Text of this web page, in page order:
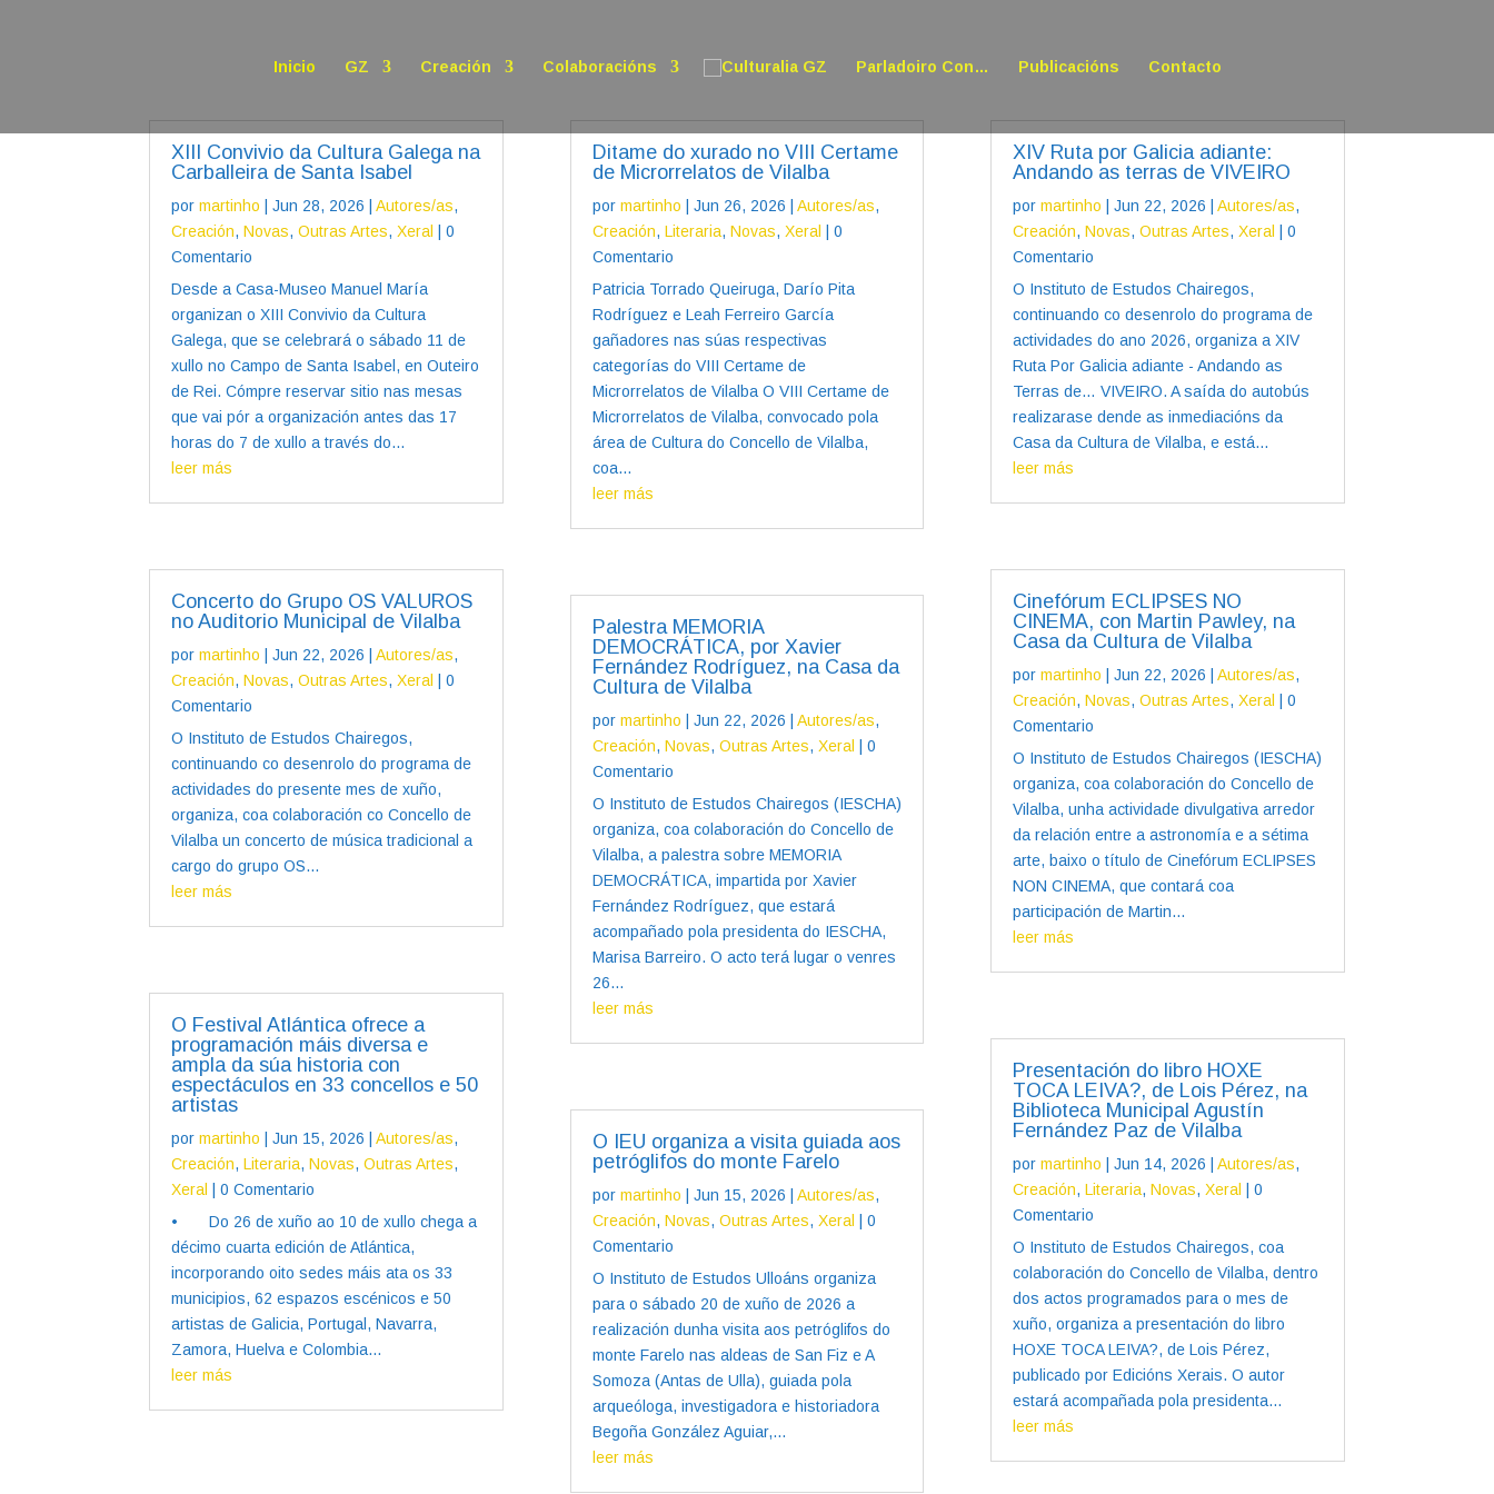
Inicio GZ Creación Colaboracións Parladoiro Con… Publicacións Contacto
XIII Convivio da Cultura Galega na
Carballeira de Santa Isabel
pormartinho |Jun 28, 2026 |Autores/as,
Creación,Novas,Outras Artes,Xeral | 0
Comentario
Desde a Casa-Museo Manuel María
organizan o XIII Convivio da Cultura
Galega, que se celebrará o sábado 11 de
xullo no Campo de Santa Isabel, en Outeiro
de Rei. Cómpre reservar sitio nas mesas
que vai pór a organización antes das 17
horas do 7 de xullo a través do...
leer más
Concerto do Grupo OS VALUROS
no Auditorio Municipal de Vilalba
pormartinho |Jun 22, 2026 |Autores/as,
Creación,Novas,Outras Artes,Xeral
| 0
Comentario
O Instituto de Estudos Chairegos,
continuando co desenrolo do programa de
actividades do presente mes de xuño,
organiza, coa colaboración co Concello de
Vilalba un concerto de música tradicional a
cargo do grupo OS...
leer más
O Festival Atlántica ofrece a
programación máis diversa e
ampla da súa historia con
espectáculos en 33 concellos e 50
artistas
pormartinho |Jun 15, 2026 |Autores/as,
Creación,Literaria,Novas,Outras Artes,
Xeral
| 0 Comentario
• Do 26 de xuño ao 10 de xullo chega a
décimo cuarta edición de Atlántica,
incorporando oito sedes máis ata os 33
municipios, 62 espazos escénicos e 50
artistas de Galicia, Portugal, Navarra,
Zamora, Huelva e Colombia...
leer más
Ditame do xurado no VIII Certame
de Microrrelatos de Vilalba
por martinho | Jun 26, 2026 | Autores/as,
Creación, Literaria, Novas, Xeral | 0
Comentario
Patricia Torrado Queiruga, Darío Pita
Rodríguez e Leah Ferreiro García
gañadores nas súas respectivas
categorías do VIII Certame de
Microrrelatos de Vilalba O VIII Certame de
Microrrelatos de Vilalba, convocado pola
área de Cultura do Concello de Vilalba,
coa...
leer más
Palestra MEMORIA
DEMOCRÁTICA, por Xavier
Fernández Rodríguez, na Casa da
Cultura de Vilalba
por martinho Jun 22, 2026 Autores/as,
Creación, Novas, Outras Artes, Xeral
| 0
Comentario
O Instituto de Estudos Chairegos (IESCHA)
organiza, coa colaboración do Concello de
Vilalba, a palestra sobre MEMORIA
DEMOCRÁTICA, impartida por Xavier
Fernández Rodríguez, que estará
acompañado pola presidenta do IESCHA,
Marisa Barreiro. O acto terá lugar o venres
26...
leer más
O IEU organiza a visita guiada aos
petróglifos do monte Farelo
por martinho Jun 15, 2026 Autores/as,
Creación, Novas, Outras Artes, Xeral
| 0
Comentario
O Instituto de Estudos Ulloáns organiza
para o sábado 20 de xuño de 2026 a
realización dunha visita aos petróglifos do
monte Farelo nas aldeas de San Fiz e A
Somoza (Antas de Ulla), guiada pola
arqueóloga, investigadora e historiadora
Begoña González Aguiar,...
leer más
XIV Ruta por Galicia adiante:
Andando as terras de VIVEIRO
por martinho | Jun 22, 2026 | Autores/as,
Creación, Novas, Outras Artes, Xeral | 0
Comentario
O Instituto de Estudos Chairegos,
continuando co desenrolo do programa de
actividades do ano 2026, organiza a XIV
Ruta Por Galicia adiante - Andando as
Terras de… VIVEIRO. A saída do autobús
realizarase dende as inmediacións da
Casa da Cultura de Vilalba, e está...
leer más
Cinefórum ECLIPSES NO
CINEMA, con Martin Pawley, na
Casa da Cultura de Vilalba
por martinho Jun 22, 2026 Autores/as,
Creación, Novas, Outras Artes, Xeral
| 0
Comentario
O Instituto de Estudos Chairegos (IESCHA)
organiza, coa colaboración do Concello de
Vilalba, unha actividade divulgativa arredor
da relación entre a astronomía e a sétima
arte, baixo o título de Cinefórum ECLIPSES
NON CINEMA, que contará coa
participación de Martin...
leer más
Presentación do libro HOXE
TOCA LEIVA?, de Lois Pérez, na
Biblioteca Municipal Agustín
Fernández Paz de Vilalba
por martinho Jun 14, 2026 Autores/as,
Creación, Literaria, Novas, Xeral
| 0
Comentario
O Instituto de Estudos Chairegos, coa
colaboración do Concello de Vilalba, dentro
dos actos programados para o mes de
xuño, organiza a presentación do libro
HOXE TOCA LEIVA?, de Lois Pérez,
publicado por Edicións Xerais. O autor
estará acompañada pola presidenta...
leer más